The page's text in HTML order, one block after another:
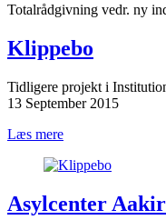
Totalrådgivning vedr. ny
Klippebo
Tidligere projekt i
13 September 2015
Læs mere
Asylcenter